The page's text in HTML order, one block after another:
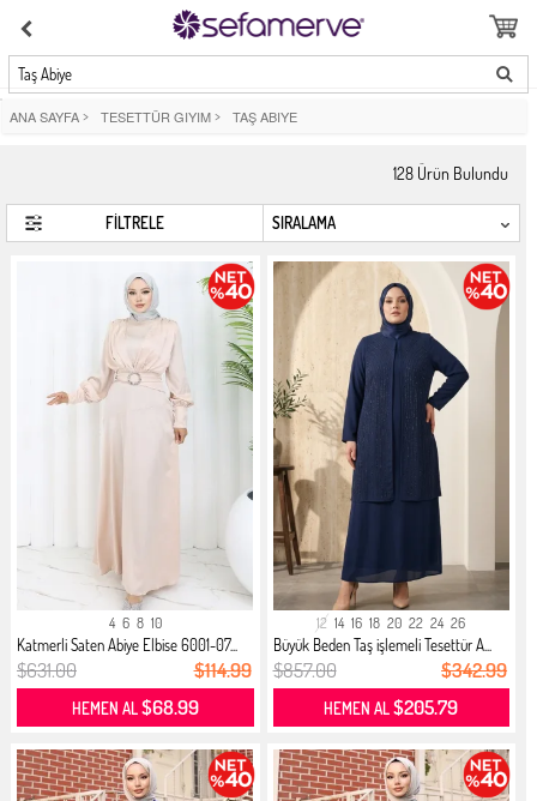
Taş Abiye
ANA SAYFA > TESETTÜR GIYIM > TAŞ ABIYE
128 Ürün Bulundu
FİLTRELE
4 6 8 10
Katmerli Saten Abiye Elbise 6001-07...
$631.00 $114.99
HEMEN AL$68.99
12 14 16 18 20 22 24 26
Büyük Beden Taş işlemeli Tesettür A...
$857.00 $342.99
HEMEN AL$205.79